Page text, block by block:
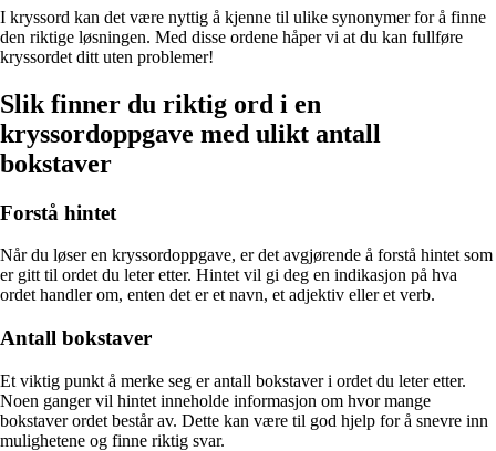
I kryssord kan det være nyttig å kjenne til ulike synonymer for å finne
den riktige løsningen. Med disse ordene håper vi at du kan fullføre
kryssordet ditt uten problemer!
Slik finner du riktig ord i en
kryssordoppgave med ulikt antall
bokstaver
Forstå hintet
Når du løser en kryssordoppgave, er det avgjørende å forstå hintet som
er gitt til ordet du leter etter. Hintet vil gi deg en indikasjon på hva
ordet handler om, enten det er et navn, et adjektiv eller et verb.
Antall bokstaver
Et viktig punkt å merke seg er antall bokstaver i ordet du leter etter.
Noen ganger vil hintet inneholde informasjon om hvor mange
bokstaver ordet består av. Dette kan være til god hjelp for å snevre inn
mulighetene og finne riktig svar.